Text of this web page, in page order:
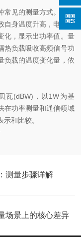
见的测量方式。被测
自身温度升高，电阻值
化，显示出功率值。量
热负载吸收高频信号功
负载的温度变化量，依
(dBW)，以1W为基
在功率测量和通信领域
和比较。
测量步骤详解
场景上的核心差异